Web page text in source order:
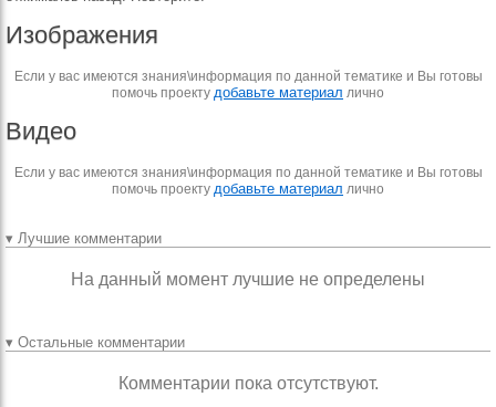
Изображения
Если у вас имеются знания\информация по данной тематике и Вы готовы
помочь проекту добавьте материал лично
Видео
Если у вас имеются знания\информация по данной тематике и Вы готовы
помочь проекту добавьте материал лично
▾ Лучшие комментарии
На данный момент лучшие не определены
▾ Остальные комментарии
Комментарии пока отсутствуют.